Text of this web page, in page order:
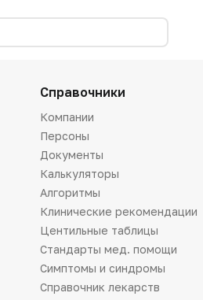
Справочники
Компании
Персоны
Документы
Калькуляторы
Алгоритмы
Клинические рекомендации
Центильные таблицы
Стандарты мед. помощи
Симптомы и синдромы
Справочник лекарств